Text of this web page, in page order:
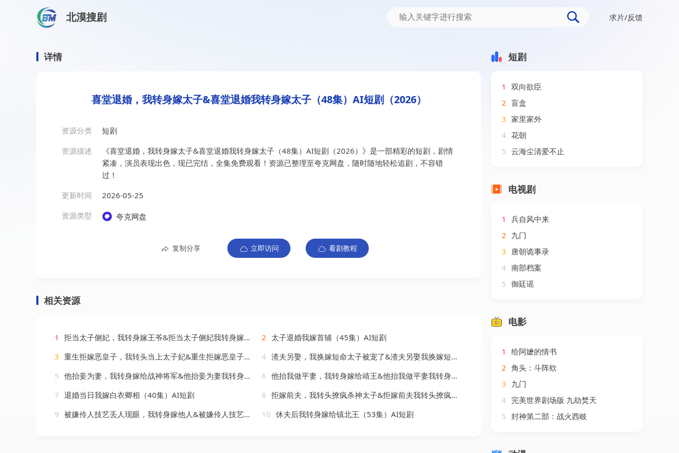
北漠搜剧 求片/反馈
喜堂退婚，我转身嫁太子&喜堂退婚我转身嫁太子（48集）AI短剧（2026）
详情
喜堂退婚，我转身嫁太子&喜堂退婚我转身嫁太子（48集）AI短剧（2026）
资源分类
短剧
资源描述
《喜堂退婚，我转身嫁太子&喜堂退婚我转身嫁太子（48集）AI短剧（2026）》是一部精彩的短剧，剧情
紧凑，演员表现出色，现已完结，全集免费观看！资源已整理至夸克网盘，随时随地轻松追剧，不容错
过！
更新时间
2026-05-25
资源类型
夸克网盘
复制分享 立即访问 看剧教程
相关资源
1 拒当太子侧妃，我转身嫁王爷&拒当太子侧妃我转身嫁王爷（60集）AI短剧 2 太子退婚我嫁首辅（45集）AI短剧
3 重生拒嫁恶皇子，我转头当上太子妃&重生拒嫁恶皇子我转头当上太子妃（55集）AI短剧 4 渣夫另娶，我换嫁短命太子被宠了&渣夫另娶我换嫁短命太子被宠了（77集）AI短剧
5 他抬妾为妻，我转身嫁给战神将军&他抬妾为妻我转身嫁给战神将军（51集）AI短剧 6 他抬我做平妻，我转身嫁给靖王&他抬我做平妻我转身嫁给靖王（61集）AI短剧
7 退婚当日我嫁白衣卿相（40集）AI短剧 8 拒嫁前夫，我转头撩疯杀神太子&拒嫁前夫我转头撩疯杀神太子（37集）AI短剧
9 被嫌伶人技艺丢人现眼，我转身嫁他人&被嫌伶人技艺丢人现眼我转身嫁他人（45集）AI短剧 10 休夫后我转身嫁给镇北王（53集）AI短剧
短剧
1
双向欲臣
2 盲盒
3 家里家外
4 花朝
5 云海尘清爱不止
电视剧
1
兵自风中来
2 九门
3 唐朝诡事录
4 南部档案
5 御廷谣
电影
1
给阿嬷的情书
2 角头：斗阵欸
3 九门
4 完美世界剧场版 九劫焚天
5 封神第二部：战火西岐